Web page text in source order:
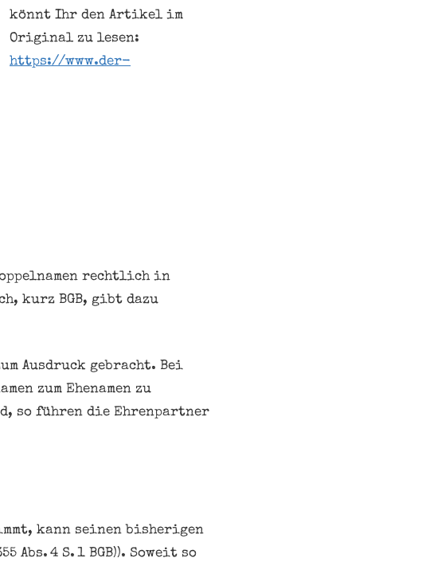
könnt Ihr den Artikel im
Original zu lesen:
https://www.der-
rechtlich in
kurz BGB, gibt dazu
Ausdruck gebracht. Bei
zum Ehenamen zu
so führen die Ehrenpartner
kann seinen bisherigen
4 S. 1 BGB)). Soweit so